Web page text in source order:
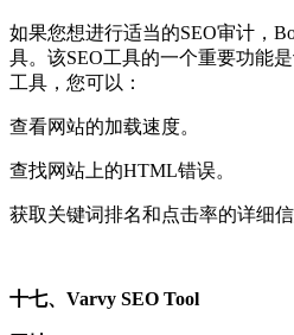
如果您想进行适当的SEO审计，
具。该SEO工具的一个重要功能
工具，您可以：
查看网站的加载速度。
查找网站上的HTML错误。
获取关键词排名和点击率的详细信
十七、Varvy SEO Tool